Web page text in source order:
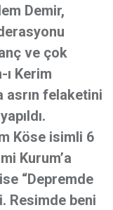
Demir,
ve çok
ı Kerim
asrın felaketini
Köse isimli 6
Kurum’a
“Depremde
Resimde beni